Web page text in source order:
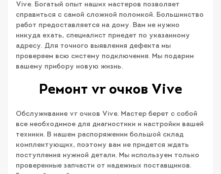
Vive. Богатый опыт наших мастеров позволяет
справиться с самой сложной поломкой. Большинство
работ предоставляется на дому. Вам не нужно
никуда ехать, специалист приедет по указанному
адресу. Для точного выявления дефекта мы
проверяем всю систему подключения. Мы подарим
вашему прибору новую жизнь.
Ремонт vr очков Vive
Обслуживание vr очков Vive. Мастер берет с собой
все необходимое для диагностики и настройки вашей
техники. В нашем распоряжении большой склад
комплектующих, поэтому вам не придется ждать
поступления нужной детали. Мы используем только
проверенные запчасти от надежных поставщиков.